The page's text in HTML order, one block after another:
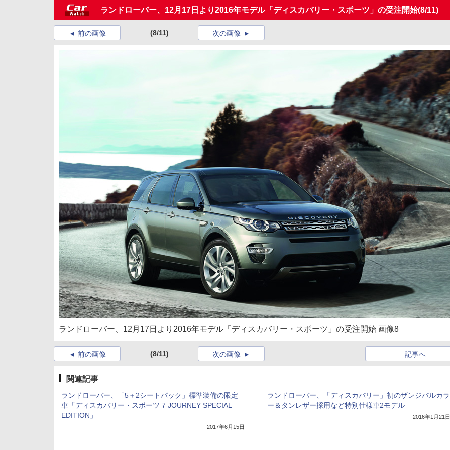
ランドローバー、12月17日より2016年モデル「ディスカバリー・スポーツ」の受注開始(8/11)
前の画像 (8/11) 次の画像
ランドローバー、12月17日より2016年モデル「ディスカバリー・スポーツ」の受注開始 画像8
前の画像 (8/11) 記事へ
次の画像
関連記事
ランドローバー、「5＋2シートパック」標準装備の限定
車「ディスカバリー・スポーツ 7 JOURNEY SPECIAL
EDITION」
2017年6月15日
ランドローバー、「ディスカバリー」初のザンジバルカラ
ー＆タンレザー採用など特別仕様車2モデル
2016年1月21日